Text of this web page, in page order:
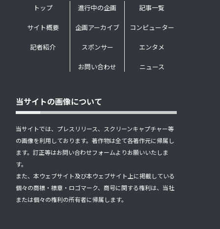
トップ
サイト概要
記者紹介
進行中の企画
企画アーカイブ
スポンサー
お問い合わせ
記事一覧
コンピューター
エンタメ
ニュース
当サイトの画像について
当サイトでは、プレスリリース、スクリーンキャプチャー等
の画像を利用しております。著作物は全て各著作元に帰属し
ます。訂正等はお問い合わせフォームよりお願いいたしま
す。
また、本ウェブサイト及び本ウェブサイト上に掲載している
個々の商標・標章・ロゴマーク、商号に関する権利は、当社
または個々の権利の所有者に帰属します。